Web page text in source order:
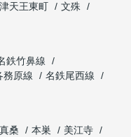
天王東町
文殊
鉄竹鼻線
務原線
名鉄尾西線
桑 本巣
美江寺